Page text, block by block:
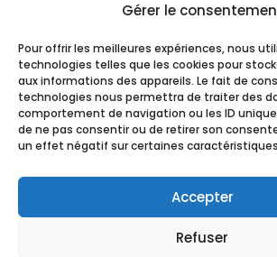
Gérer le
Pour offrir les meilleures expériences, nous
technologies telles que les cookies pour
aux informations des appareils. Le fait de
technologies nous permettra de traiter des
comportement de navigation ou les ID
de ne pas consentir ou de retirer son
un effet négatif sur certaines
Accepter
Refuser
Contact
Fédération UNSA-Ferroviaire
56, rue du Faubourg Montmartre
75009 – Paris
federation@unsa-ferroviaire.org